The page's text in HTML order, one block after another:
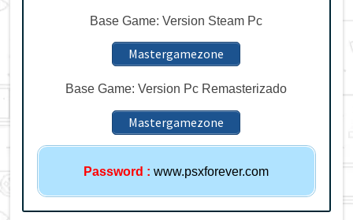
Base Game: Version Steam Pc
Mastergamezone
Base Game: Version Pc Remasterizado
Mastergamezone
Password : www.psxforever.com